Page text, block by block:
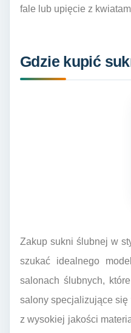
fale lub upięcie z
Gdzie kupić
Zakup sukni ślubnej w
szukać idealnego
salonach ślubnych,
salony specjalizujące
z wysokiej jakości